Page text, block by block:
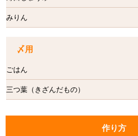
みりん
〆用
ごはん
三つ葉（きざんだもの）
作り方